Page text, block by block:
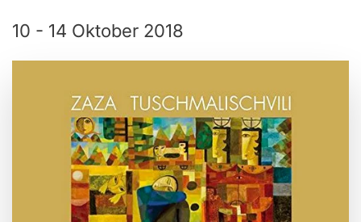
10 - 14 Oktober 2018